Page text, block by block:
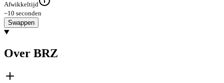
Afwikkeltijd
~10 seconden
Swappen
Over BRZ